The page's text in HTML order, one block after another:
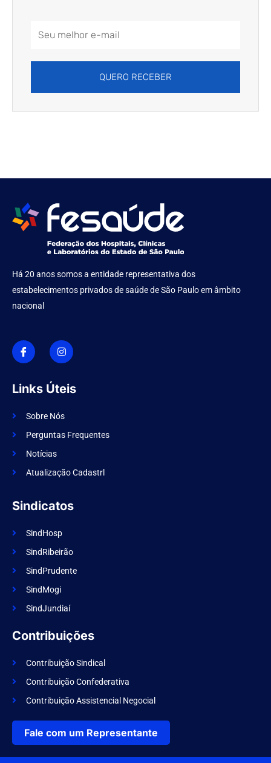
QUERO RECEBER
Há 20 anos somos a entidade representativa dos
estabelecimentos privados de saúde de São Paulo em âmbito
nacional
I
c
o
n
f
a
e
o
k
I
n
s
t
g
r
m
Links Úteis
Sobre Nós
Perguntas Frequentes
Notícias
Atualização Cadastrl
Sindicatos
SindHosp
SindRibeirão
SindPrudente
SindMogi
SindJundiaí
Contribuições
Contribuição Sindical
Contribuição Confederativa
Contribuição Assistencial Negocial
Fale com um Representante